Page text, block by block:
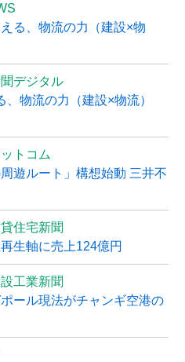
る、物流の力（建設×物
デジタル
物流の力（建設×物流）
トコム
遊ルート」構想始動 三井不
住宅新聞
生軸に売上124億円
工業新聞
ール現法がチャンギ空港の